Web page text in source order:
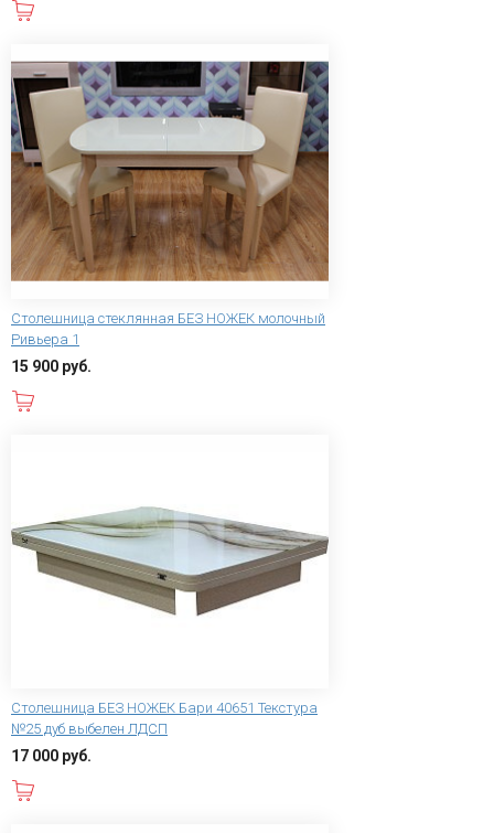
Столешница стеклянная БЕЗ НОЖЕК молочный
Ривьера 1
15 900 руб.
Столешница БЕЗ НОЖЕК Бари 40651 Текстура
№25 дуб выбелен ЛДСП
17 000 руб.